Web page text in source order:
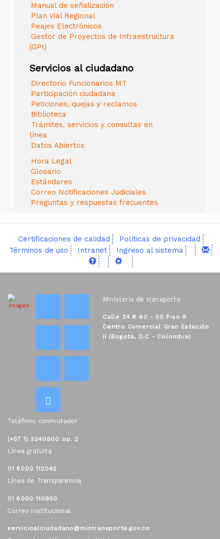
Manual de señalización
Plan Vial Regional
Peajes Electrónicos
Gestor de Proyectos de Infraestructura
(GPI)
Servicios al ciudadano
Directorio Funcionarios MT
Participación ciudadana
Peticiones, quejas y reclamos
Biblioteca
Trámites, servicios y consultas en
línea
Datos Abiertos
Hora Legal
Glosario
Estándares
Correo Notificaciones Judiciales
Preguntas y respuestas frecuentes
Certificaciones de calidad
Políticas de privacidad
Términos de uso
Intranet Ingreso al sistema
Ministerio de transporte
Calle 24 # 60 - 50 Piso 9
Centro Comercial Gran Estación
II (Bogotá, D.C - Colombia)
Teléfono conmutador
(+57 1) 3240800 op. 2
Línea gratuita
01 8000 112042
Línea de Transparencia
01 8000 110950
Correo institucional
servicioalciudadano@mintransporte.gov.co